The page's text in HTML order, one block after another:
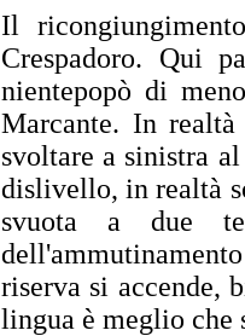
Il
Crespadoro. Qui
nientepopò di
Marcante. In
svoltare a sinistra
dislivello, in realtà
svuota a due
riserva si accende,
lingua è meglio che